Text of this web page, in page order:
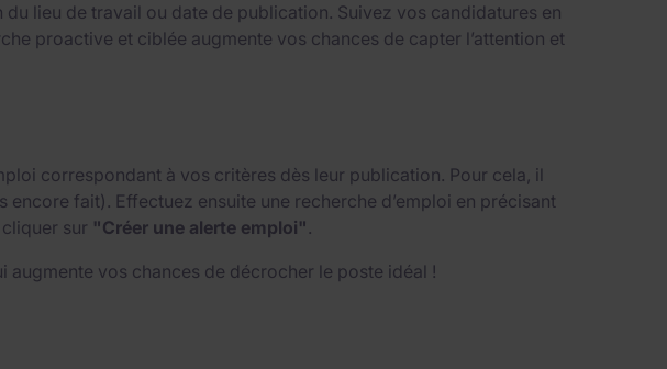
lieu de travail ou date de publication. Suivez vos candidatures en
proactive et ciblée augmente vos chances de capter l’attention et
correspondant à vos critères dès leur publication. Pour cela, il
encore fait). Effectuez ensuite une recherche d’emploi en précisant
sur "Créer une alerte emploi" .
augmente vos chances de décrocher le poste idéal !